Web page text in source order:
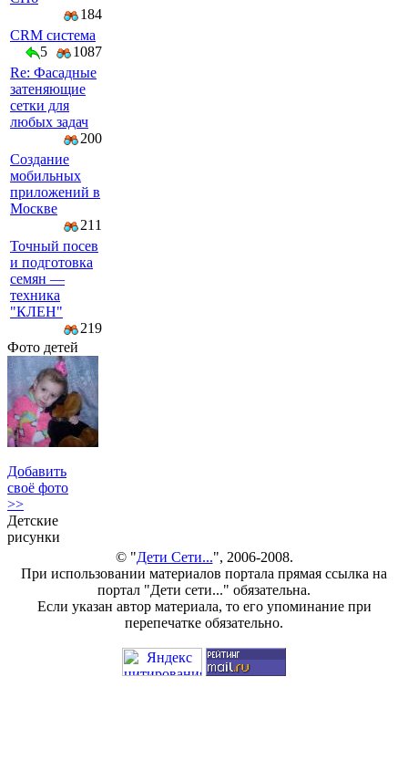
184
CRM система
5
1087
Re: Фасадные
затеняющие
сетки для
любых задач
200
Создание
мобильных
приложений в
Москве
211
Точный посев
и подготовка
семян —
техника
"КЛЕН"
219
Фото детей
Добавить
своё фото
>>
Детские
рисунки
© "Дети Сети...", 2006-2008.
При использовании материалов портала прямая ссылка на
портал "Дети сети..." обязательна.
Если указан автор материала, то его упоминание при
перепечатке обязательно.